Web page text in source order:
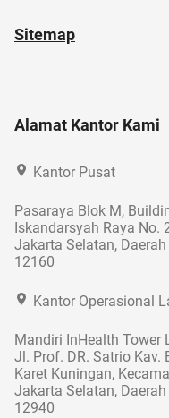
Sitemap
Alamat Kantor Kami
Kantor Pusat
Pasaraya Blok M,
Iskandarsyah Raya No.
Jakarta Selatan,
12160
Kantor Operasional
Mandiri InHealth Tower
Jl. Prof. DR. Satrio Kav.
Karet Kuningan,
Jakarta Selatan,
12940